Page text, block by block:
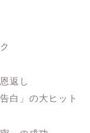
返し
白」の大ヒット